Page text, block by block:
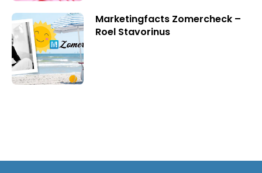
Marketingfacts Zomercheck –
Roel Stavorinus